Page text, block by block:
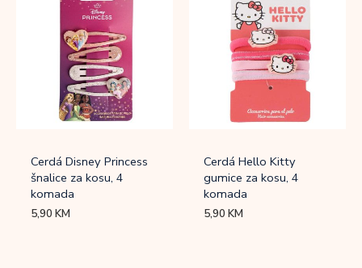
Cerdá Disney Princess
šnalice za kosu, 4
komada
5,90KM
Cerdá Hello Kitty
gumice za kosu, 4
komada
5,90KM